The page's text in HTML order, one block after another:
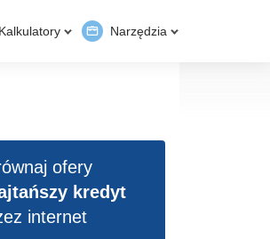
Kalkulatory Narzędzia
ofery
kredyt
internet